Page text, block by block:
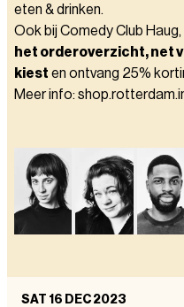
eten & drinken.
Ook bij Comedy Club Haug,
het orderoverzicht, net
kiest en ontvang 25%
Meer info:
SAT 16 DEC 2023